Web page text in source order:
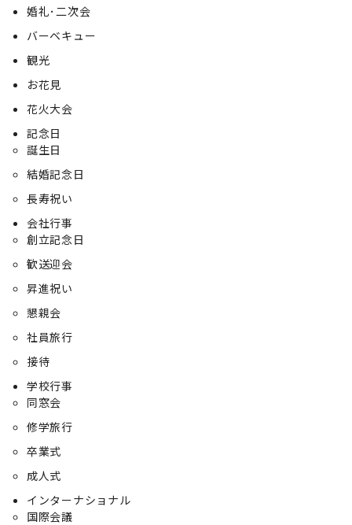
婚礼･二次会
バーベキュー
観光
お花見
花火大会
記念日
誕生日
結婚記念日
長寿祝い
会社行事
創立記念日
歓送迎会
昇進祝い
懇親会
社員旅行
接待
学校行事
同窓会
修学旅行
卒業式
成人式
インターナショナル
国際会議